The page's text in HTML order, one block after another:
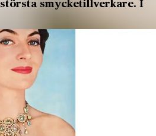
smycketillverkare. I